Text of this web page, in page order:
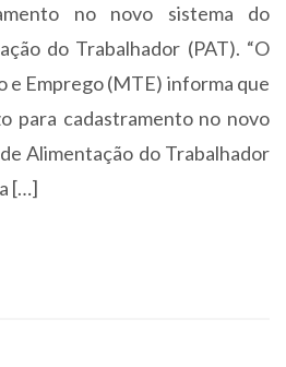
no novo sistema do
do Trabalhador (PAT). “O
e Emprego (MTE) informa que
para cadastramento no novo
Alimentação do Trabalhador
[…]